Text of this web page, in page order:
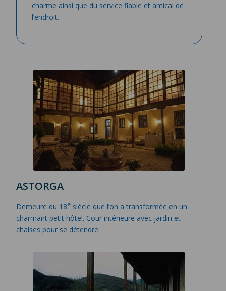
charme ainsi que du service fiable et amical de
l’endroit.
ASTORGA
Demeure du 18e siècle que l’on a transformée en un
charmant petit hôtel. Cour intérieure avec jardin et
chaises pour se détendre.